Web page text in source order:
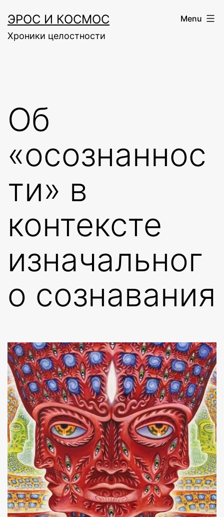
to
content
ЭРОС И КОСМОС
Хроники целостности
Menu
Об
«осознаннос
ти» в
контексте
изначальног
о сознавания